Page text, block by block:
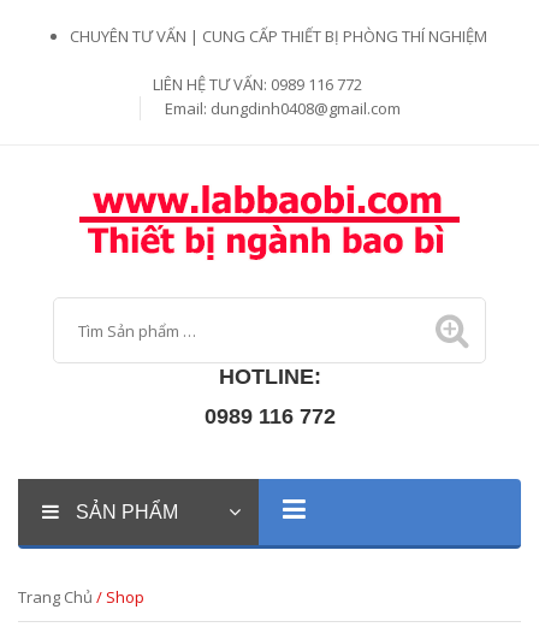
CHUYÊN TƯ VẤN | CUNG CẤP THIẾT BỊ PHÒNG THÍ NGHIỆM
LIÊN HỆ TƯ VẤN: 0989 116 772
Email: dungdinh0408@gmail.com
HOTLINE:
0989 116 772
SẢN PHẨM
Trang Chủ / Shop